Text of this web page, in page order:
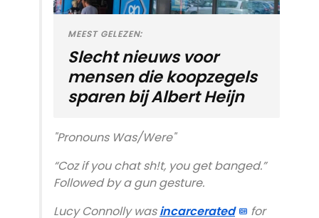
MEEST GELEZEN:
Slecht nieuws voor
mensen die koopzegels
sparen bij Albert Heijn
"Pronouns Was/Were"
“Coz if you chat sh!t, you get banged.”
Followed by a gun gesture.
Lucy Connolly wasincarcerated
for